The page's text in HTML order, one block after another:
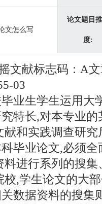
文怎么写
论文题目
度:
文献标志码：A
03
业生学生运用大
特长,对本专业
和实践调查研
毕业论文,必须
料进行系列的搜
,学生论文的大
数据资料的搜集